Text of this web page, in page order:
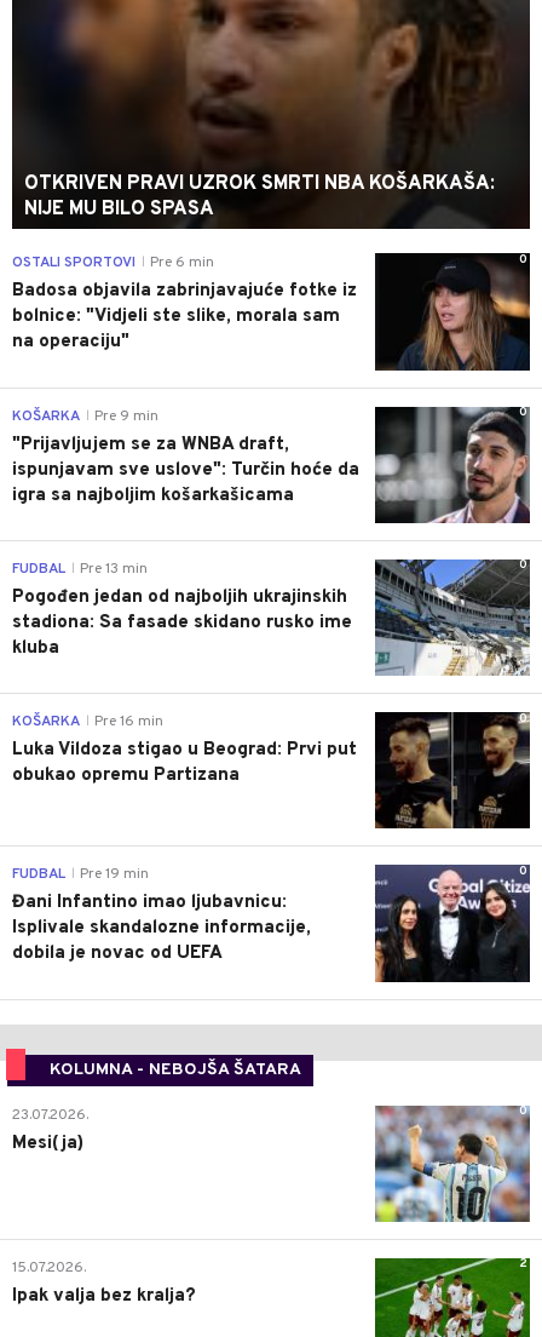
OTKRIVEN PRAVI UZROK SMRTI NBA KOŠARKAŠA:
NIJE MU BILO SPASA
0
OSTALI SPORTOVI Pre 6 min
Badosa objavila zabrinjavajuće fotke iz
bolnice: "Vidjeli ste slike, morala sam
na operaciju"
0
KOŠARKA Pre 9 min
"Prijavljujem se za WNBA draft,
ispunjavam sve uslove": Turčin hoće da
igra sa najboljim košarkašicama
0
FUDBAL Pre 13 min
Pogođen jedan od najboljih ukrajinskih
stadiona: Sa fasade skidano rusko ime
kluba
0
KOŠARKA Pre 16 min
Luka Vildoza stigao u Beograd: Prvi put
obukao opremu Partizana
0
FUDBAL Pre 19 min
Đani Infantino imao ljubavnicu:
Isplivale skandalozne informacije,
dobila je novac od UEFA
KOLUMNA - NEBOJŠA ŠATARA
0
23.07.2026.
Mesi(ja)
2
15.07.2026.
Ipak valja bez kralja?